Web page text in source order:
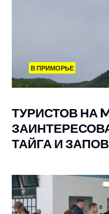
В ПРИМОРЬЕ
ТУРИСТОВ НА
ТАЙГА И